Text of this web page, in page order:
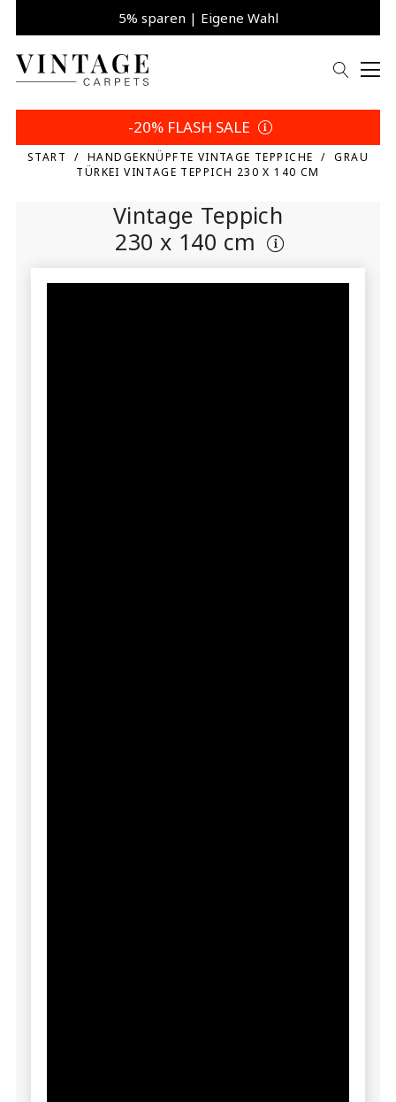
5% sparen | Eigene Wahl
-20% FLASH SALE
START HANDGEKNÜPFTE VINTAGE TEPPICHE
GRAU
TÜRKEI VINTAGE TEPPICH 230 X 140 CM
Vintage Teppich
230 x 140 cm